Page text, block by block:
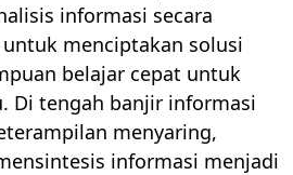
informasi secara
menciptakan solusi
belajar cepat untuk
Di tengah banjir informasi
menyaring,
informasi menjadi